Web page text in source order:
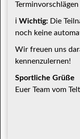
ℹ️ Wichtig: Die
noch keine
Wir freuen uns
kennenzulernen!
Sportliche Grüße
Euer Team vom